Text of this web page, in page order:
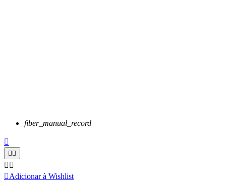
fiber_manual_record

 
 
Adicionar à Wishlist